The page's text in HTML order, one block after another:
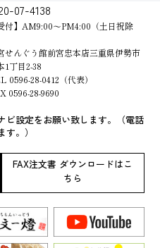
07-4138
付】AM9:00～PM4:00（土日祝除
せんぐう館前宮忠本店三重県伊勢市
1丁目2-38
0596-28-0412（代表）
0596-28-9690
ビ設定をお願い致します。（電話
。）
FAX注文書 ダウンロードはこ
ちら